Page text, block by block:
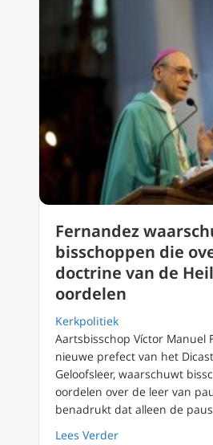
Fernandez
bisschoppen die
doctrine van de
oordelen
Kerkpolitiek
Aartsbisschop Víctor Manuel
nieuwe prefect van het
Geloofsleer, waarschuwt
oordelen over de leer van
benadrukt dat alleen de
Lees Verderabout